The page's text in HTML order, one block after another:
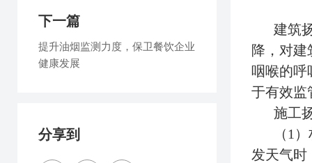
建筑
降，对
咽喉的呼
于有效监
施工
（1
发天气时
下一篇
提升油烟监测力度，保卫餐饮企业
健康发展
分享到